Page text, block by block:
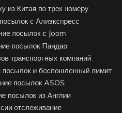
из Китая по трек номеру
с Алиэкспресс
посылок с Joom
посылок Пандао
транспортных компаний
и беспошленный лимит
посылок ASOS
посылок из Англии
отслеживание